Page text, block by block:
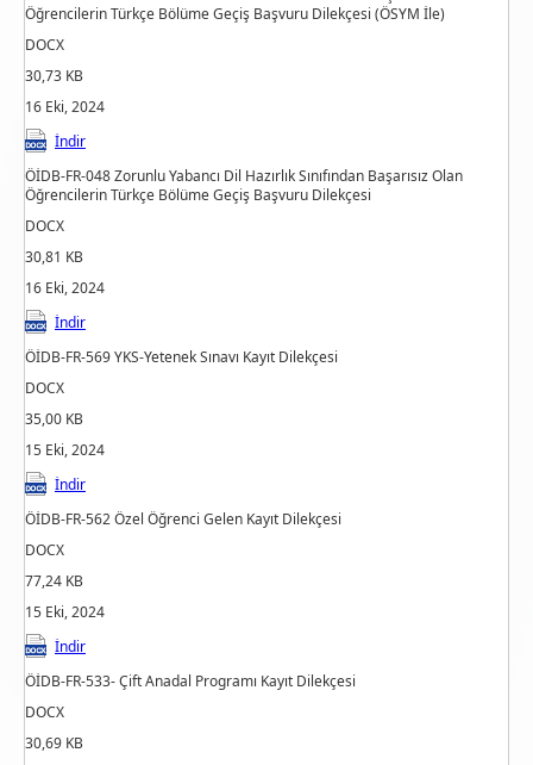
Öğrencilerin Türkçe Bölüme Geçiş Başvuru Dilekçesi (ÖSYM İle)
DOCX
30,73 KB
16 Eki, 2024
İndir
ÖİDB-FR-048 Zorunlu Yabancı Dil Hazırlık Sınıfından Başarısız Olan
Öğrencilerin Türkçe Bölüme Geçiş Başvuru Dilekçesi
DOCX
30,81 KB
16 Eki, 2024
İndir
ÖİDB-FR-569 YKS-Yetenek Sınavı Kayıt Dilekçesi
DOCX
35,00 KB
15 Eki, 2024
İndir
ÖİDB-FR-562 Özel Öğrenci Gelen Kayıt Dilekçesi
DOCX
77,24 KB
15 Eki, 2024
İndir
ÖİDB-FR-533- Çift Anadal Programı Kayıt Dilekçesi
DOCX
30,69 KB